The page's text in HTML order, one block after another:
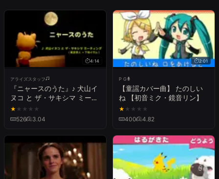
4:14
アライズスタッフ
『ニャースのうた』♪ 犬山イ
ヌコ と ザ・サキシマ ミーテ
ィング（新良幸人×下地イサ
ム）.ver ♪
★ ★ ★ ★ ★
526 3.04
2:01
P G
【童謡カバー曲】 たのしい
ね 【初音ミク・鏡音リン】
★ ★ ★ ★ ★
400 4.82